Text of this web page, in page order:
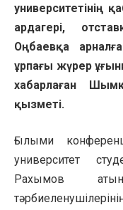
университетінің
ардагері,
Оңбаевқа
ұрпағы жүрер
хабарлаған
қызметі.
Ғылыми
университет
Рахымов